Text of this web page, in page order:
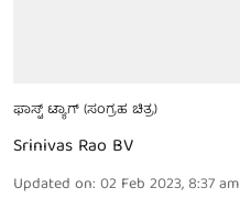
ಫಾಸ್ಟ್ ಟ್ಯಾಗ್ (ಸಂಗ್ರಹ ಚಿತ್ರ)
Srinivas Rao BV
Updated on: 02 Feb 2023, 8:37 am